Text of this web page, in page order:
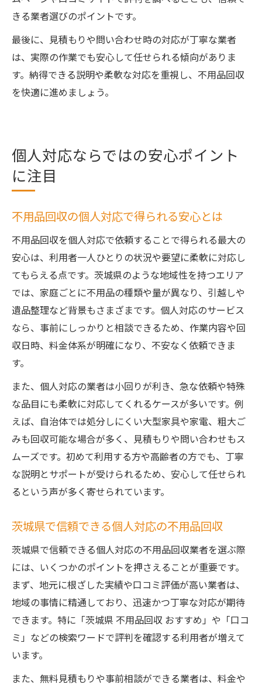
きる業者選びのポイントです。
最後に、見積もりや問い合わせ時の対応が丁寧な業者
は、実際の作業でも安心して任せられる傾向がありま
す。納得できる説明や柔軟な対応を重視し、不用品回収
を快適に進めましょう。
個人対応ならではの安心ポイント
に注目
不用品回収の個人対応で得られる安心とは
不用品回収を個人対応で依頼することで得られる最大の
安心は、利用者一人ひとりの状況や要望に柔軟に対応し
てもらえる点です。茨城県のような地域性を持つエリア
では、家庭ごとに不用品の種類や量が異なり、引越しや
遺品整理など背景もさまざまです。個人対応のサービス
なら、事前にしっかりと相談できるため、作業内容や回
収日時、料金体系が明確になり、不安なく依頼できま
す。
また、個人対応の業者は小回りが利き、急な依頼や特殊
な品目にも柔軟に対応してくれるケースが多いです。例
えば、自治体では処分しにくい大型家具や家電、粗大ご
みも回収可能な場合が多く、見積もりや問い合わせもス
ムーズです。初めて利用する方や高齢者の方でも、丁寧
な説明とサポートが受けられるため、安心して任せられ
るという声が多く寄せられています。
茨城県で信頼できる個人対応の不用品回収
茨城県で信頼できる個人対応の不用品回収業者を選ぶ際
には、いくつかのポイントを押さえることが重要です。
まず、地元に根ざした実績や口コミ評価が高い業者は、
地域の事情に精通しており、迅速かつ丁寧な対応が期待
できます。特に「茨城県 不用品回収 おすすめ」や「口コ
ミ」などの検索ワードで評判を確認する利用者が増えて
います。
また、無料見積もりや事前相談ができる業者は、料金や